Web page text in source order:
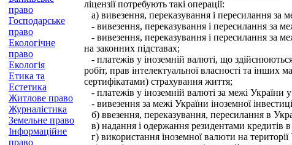
право
Господарське
право
Екологічне
право
Екологія
Етика та
Естетика
Житлове право
Журналістика
Земельне право
Інформаційне
право
ліцензії потребують такі операції:
а) вивезення, переказування і пересилання за
- вивезення, переказування і пересилання за
- вивезення, переказування і пересилання за
на законних підставах;
- платежів у іноземній валюті, що
робіт, прав інтелектуальної власності та
сертифікатами) страхування життя;
- платежів у іноземній валюті за межі України
- вивезення за межі України іноземної
б) ввезення, переказування, пересилання в
в) надання і одержання резидентами кредитів
г) використання іноземної валюти на